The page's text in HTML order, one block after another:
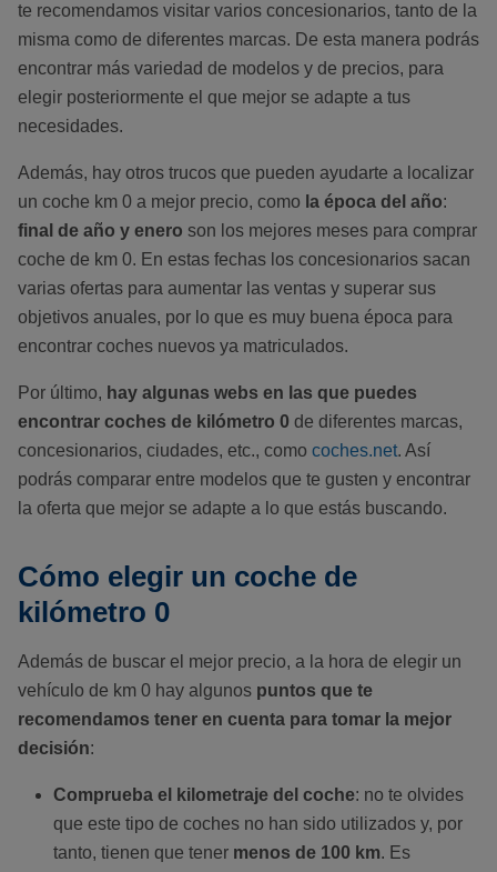
te recomendamos visitar varios concesionarios, tanto de la
misma como de diferentes marcas. De esta manera podrás
encontrar más variedad de modelos y de precios, para
elegir posteriormente el que mejor se adapte a tus
necesidades.
Además, hay otros trucos que pueden ayudarte a localizar
un coche km 0 a mejor precio, como la época del año:
final de año y enero son los mejores meses para comprar
coche de km 0. En estas fechas los concesionarios sacan
varias ofertas para aumentar las ventas y superar sus
objetivos anuales, por lo que es muy buena época para
encontrar coches nuevos ya matriculados.
Por último, hay algunas webs en las que puedes
encontrar coches de kilómetro 0 de diferentes marcas,
concesionarios, ciudades, etc., como coches.net. Así
podrás comparar entre modelos que te gusten y encontrar
la oferta que mejor se adapte a lo que estás buscando.
Cómo elegir un coche de
kilómetro 0
Además de buscar el mejor precio, a la hora de elegir un
vehículo de km 0 hay algunos puntos que te
recomendamos tener en cuenta para tomar la mejor
decisión:
Comprueba el kilometraje del coche: no te olvides
que este tipo de coches no han sido utilizados y, por
tanto, tienen que tener menos de 100 km. Es